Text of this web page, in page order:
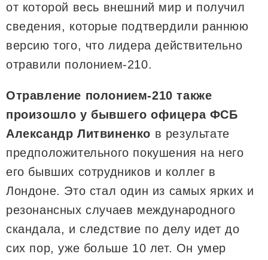
от которой весь внешний мир и получил
сведения, которые подтвердили раннюю
версию того, что лидера действительно
отравили полонием-210.
Отравление полонием-210 также
произошло у бывшего офицера ФСБ
Александр Литвиненко в результате
предположительного покушения на него
его бывших сотрудников и коллег в
Лондоне. Это стал один из самых ярких и
резонансных случаев международного
скандала, и следствие по делу идет до
сих пор, уже больше 10 лет. Он умер